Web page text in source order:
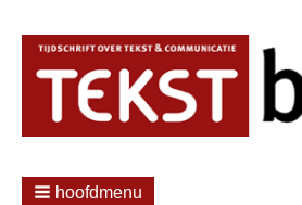
hoofdmenu